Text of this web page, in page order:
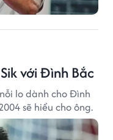
với Đình Bắc
lo dành cho Đình
sẽ hiểu cho ông.